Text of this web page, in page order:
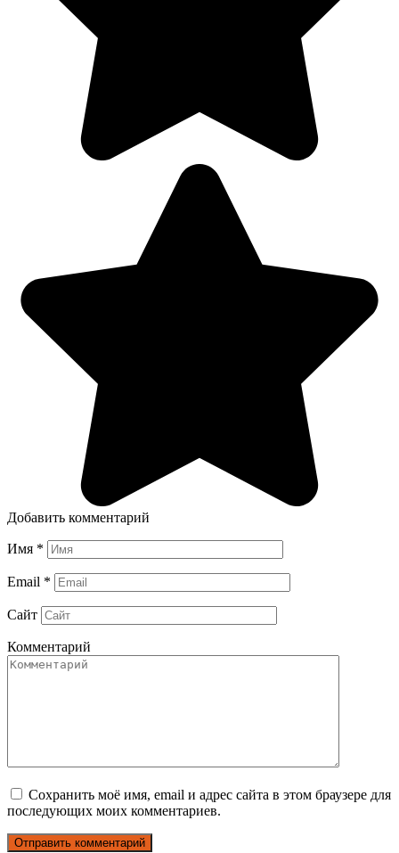
Добавить комментарий
Имя *
Email *
Сайт
Комментарий
Сохранить моё имя, email и адрес сайта в этом браузере для
последующих моих комментариев.